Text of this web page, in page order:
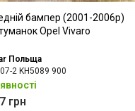
бампер (2001-2006р)
Opel Vivaro
Польща
2 KH5089 900
грн